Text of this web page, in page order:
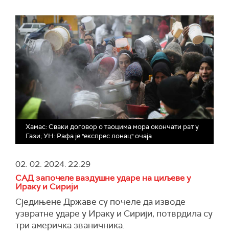
Хамас: Сваки договор о таоцима мора окончати рат у
Гази; УН: Рафа је "експрес лонац" очаја
02. 02. 2024.22:29
САД започеле ваздушне ударе на циљеве у
Ираку и Сирији
Сједињене Државе су почеле да изводе
узвратне ударе у Ираку и Сирији, потврдила су
три америчка званичника.